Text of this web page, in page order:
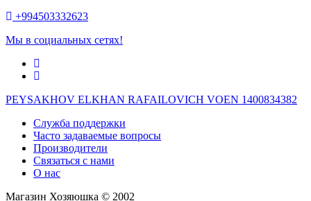
+994503332623
Мы в социальных сетях!
PEYSAKHOV ELKHAN RAFAILOVICH VOEN 1400834382
Служба поддержки
Часто задаваемые вопросы
Производители
Связаться с нами
О нас
Магазин Хозяюшка © 2002